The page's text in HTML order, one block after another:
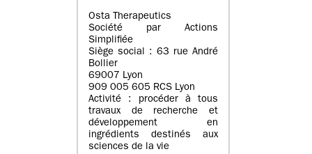
Osta Therapeutics
Société par Actions
Simplifiée
Siège social : 63 rue André
Bollier
69007 Lyon
909 005 605 RCS Lyon
Activité : procéder à tous
travaux de recherche et
développement en
ingrédients destinés aux
sciences de la vie